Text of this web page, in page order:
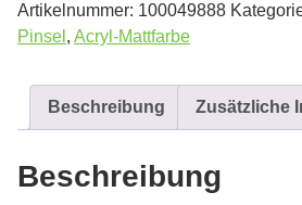
Artikelnummer: 100049888
Pinsel , Acryl-Mattfarbe
Beschreibung Zusätzliche
Beschreibung